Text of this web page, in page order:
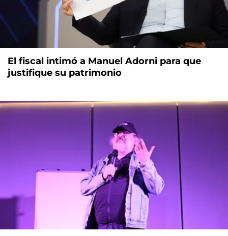
El fiscal intimó a Manuel Adorni para que
justifique su patrimonio